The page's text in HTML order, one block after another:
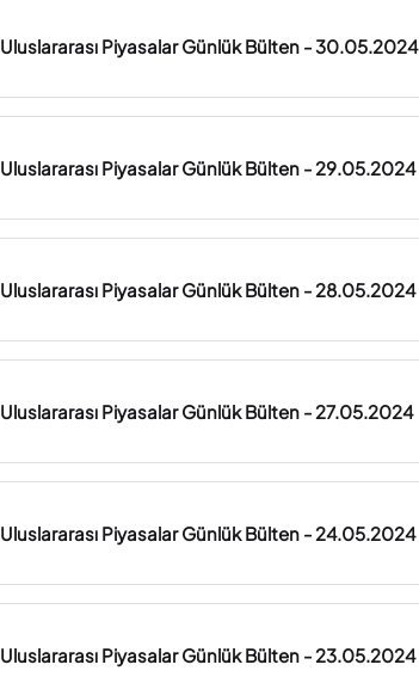
Uluslararası Piyasalar Günlük Bülten - 30.05.2024
Uluslararası Piyasalar Günlük Bülten - 29.05.2024
Uluslararası Piyasalar Günlük Bülten - 28.05.2024
Uluslararası Piyasalar Günlük Bülten - 27.05.2024
Uluslararası Piyasalar Günlük Bülten - 24.05.2024
Uluslararası Piyasalar Günlük Bülten - 23.05.2024